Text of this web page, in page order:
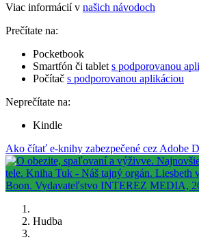
Viac informácií v našich návodoch
Prečítate na:
Pocketbook
Smartfón či tablet s podporovanou
Počítač s podporovanou aplikáciou
Neprečítate na:
Kindle
Ako čítať e-knihy zabezpečené cez Adobe
Hudba